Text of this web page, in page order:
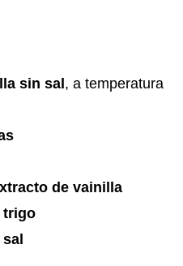
sin sal, a temperatura
de vainilla
trigo
sal